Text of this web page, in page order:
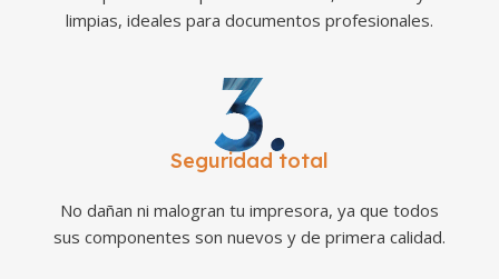
limpias, ideales para documentos profesionales.
Seguridad total
No dañan ni malogran tu impresora, ya que todos
sus componentes son nuevos y de primera calidad.